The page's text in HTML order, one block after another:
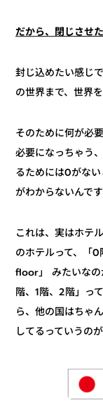
だから、閉じさせ
封じ込めたい感じ
の世界まで、世界
そのために何が必
必要になっちゃう
るためには0がな
がわからないんです
これは、実はホテ
のホテルって、「
floor」 みたいなの
階、1階、2階」っ
ら、他の国はちゃ
してるっていうの